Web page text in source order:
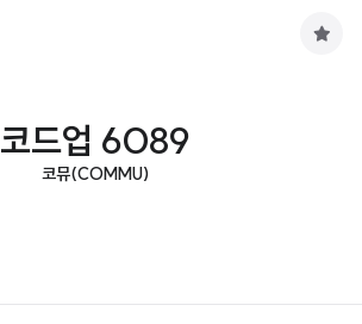
코드업 6089
코뮤(COMMU)
구